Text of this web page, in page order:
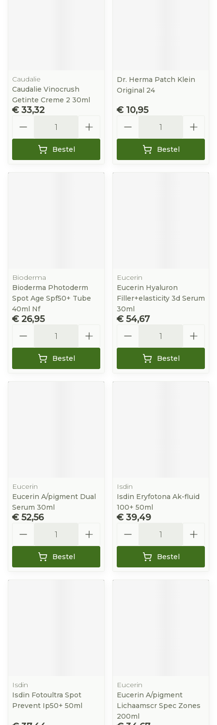
Caudalie
Caudalie Vinocrush
Getinte Creme 2 30ml
€ 33,32
Bestel
Dr. Herma Patch Klein
Original 24
€ 10,95
Bestel
Bioderma
Bioderma Photoderm
Spot Age Spf50+ Tube
40ml Nf
€ 26,95
Bestel
Eucerin
Eucerin Hyaluron
Filler+elasticity 3d Serum
30ml
€ 54,67
Bestel
Eucerin
Eucerin A/pigment Dual
Serum 30ml
€ 52,56
Bestel
Isdin
Isdin Eryfotona Ak-fluid
100+ 50ml
€ 39,49
Bestel
Isdin
Isdin Fotoultra Spot
Prevent Ip50+ 50ml
Eucerin
Eucerin A/pigment
Lichaamscr Spec Zones
200ml